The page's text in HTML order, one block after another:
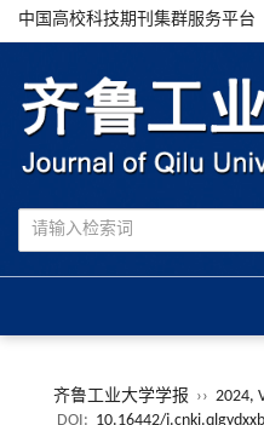
中国高校科技期刊集群服务平台
齐鲁工业大学学报 ›› 2024,
DOI: 10.16442/